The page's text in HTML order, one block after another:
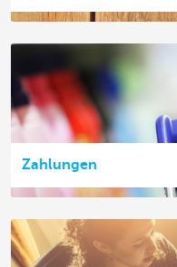
Zahlungen